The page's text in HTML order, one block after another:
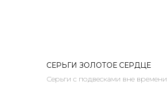
СЕРЬГИ ЗОЛОТОЕ СЕРДЦЕ
Серьги с подвесками вне времени